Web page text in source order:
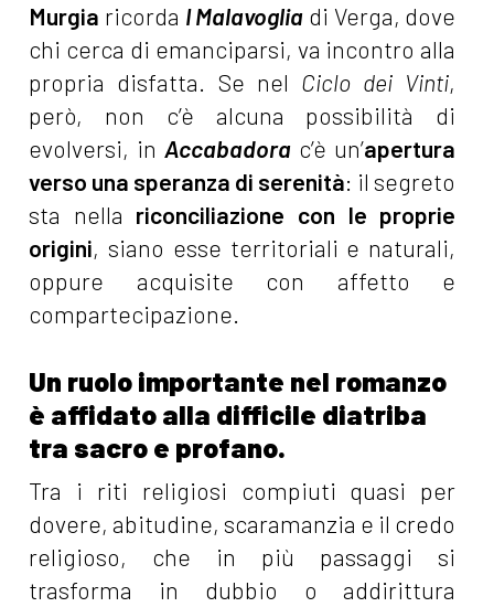
Murgia ricorda I Malavoglia di Verga, dove
chi cerca di emanciparsi, va incontro alla
propria disfatta. Se nel Ciclo dei Vinti,
però, non c’è alcuna possibilità di
evolversi, in Accabadora c’è un’apertura
verso una speranza di serenità: il segreto
sta nella riconciliazione con le proprie
origini, siano esse territoriali e naturali,
oppure acquisite con affetto e
compartecipazione.
Un ruolo importante nel romanzo
è affidato alla difficile diatriba
tra sacro e profano.
Tra i riti religiosi compiuti quasi per
dovere, abitudine, scaramanzia e il credo
religioso, che in più passaggi si
trasforma in dubbio o addirittura